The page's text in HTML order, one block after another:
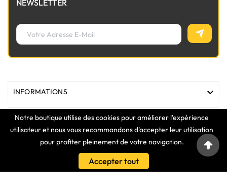
Notre boutique utilise des cookies pour améliorer l'expérience
utilisateur et nous vous recommandons d'accepter leur utilisation
pour profiter pleinement de votre navigation.
Accepter tout
NEWSLETTER
INFORMATIONS 
MAGASIN 

VOTRE COMPTE 